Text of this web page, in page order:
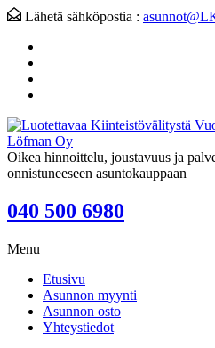
Lähetä sähköpostia :
Oikea hinnoittelu, joustavuus ja
onnistuneeseen asuntokauppaan
040 500 6980
Menu
Etusivu
Asunnon myynti
Asunnon osto
Yhteystiedot